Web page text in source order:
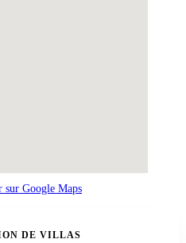
sur Google Maps
DE VILLAS